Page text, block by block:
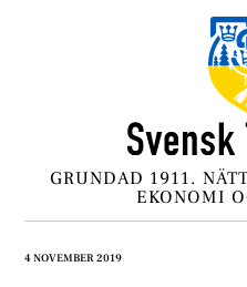
GRUNDAD 1911.
EKONOMI
4 NOVEMBER 2019